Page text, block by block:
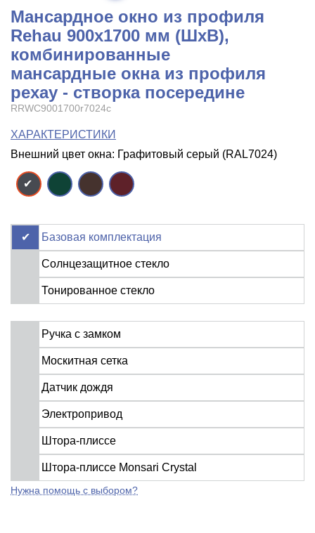
Мансардное окно из профиля
Rehau 900x1700 мм (ШхВ),
комбинированные
мансардные окна из профиля
рехау - створка посередине
RRWC9001700r7024c
ХАРАКТЕРИСТИКИ
Внешний цвет окна: Графитовый серый (RAL7024)
Базовая комплектация
Солнцезащитное стекло
Тонированное стекло
Ручка с замком
Москитная сетка
Датчик дождя
Электропривод
Штора-плиссе
Штора-плиссе Monsari Crystal
Нужна помощь с выбором?